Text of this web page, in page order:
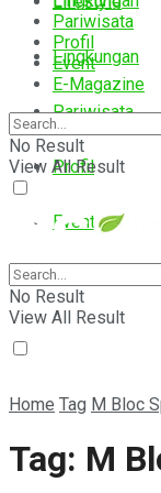
Lingkungan
Pariwisata
Profil
Event
E-Magazine
Pariwisata
Profil
Event
E-Magazine
No Result
View All Result
No Result
View All Result
Home Tag M Bloc
Tag: M